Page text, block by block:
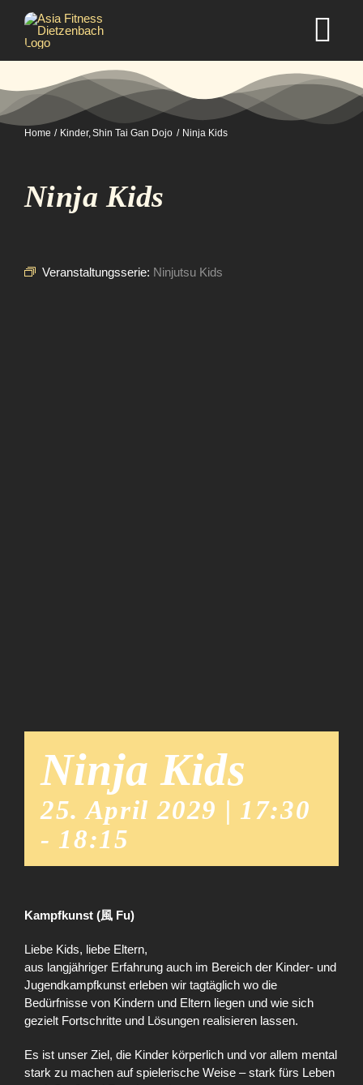
Inhalt
springen
Selbstverteidigung
Home Kinder Shin Tai Gan Dojo Ninja Kids
Ninja Kids
Veranstaltungsserie: Ninjutsu Kids
Ninja Kids
25. April 2029 | 17:30
- 18:15
Kampfkunst (風 Fu)
Liebe Kids, liebe Eltern,
aus langjähriger Erfahrung auch im Bereich der Kinder- und
Jugendkampfkunst erleben wir tagtäglich wo die
Bedürfnisse von Kindern und Eltern liegen und wie sich
gezielt Fortschritte und Lösungen realisieren lassen.
Es ist unser Ziel, die Kinder körperlich und vor allem mental
stark zu machen auf spielerische Weise – stark fürs Leben